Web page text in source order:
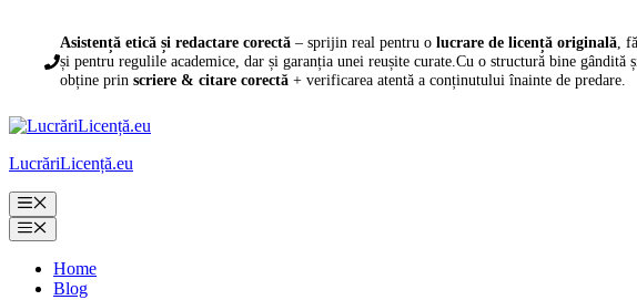
conținut
Asistență etică și redactare corectă– sprijin real pentru olucrare de licență originală,
și pentru regulile academice, dar și garanția unei reușite curate.Cu o structură bine gândită
obține prinscriere & citare corectă + verificarea atentă a conținutului înainte de predare.
LucrăriLicență.eu
Meniu
Meniu
Home
Blog